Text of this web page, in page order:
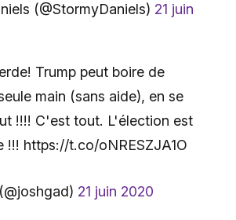
(@StormyDaniels) 21 juin
Trump peut boire de
main (sans aide), en se
!!!! C'est tout. L'élection est
!!! https://t.co/oNRESZJA1O
21 juin 2020